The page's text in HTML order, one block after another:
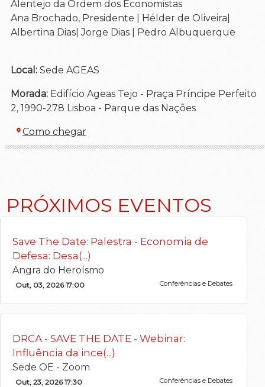
Alentejo da Ordem dos Economistas
Ana Brochado, Presidente | Hélder de Oliveira|
Albertina Dias| Jorge Dias | Pedro Albuquerque
Local: Sede AGEAS
Morada: Edifício Ageas Tejo - Praça Príncipe Perfeito
2, 1990-278 Lisboa - Parque das Nações
Como chegar
PRÓXIMOS EVENTOS
Save The Date: Palestra - Economia de
Defesa: Desa(...)
Angra do Heroísmo
Out, 03, 2026 17:00 Conferências e Debates
DRCA - SAVE THE DATE - Webinar:
Influência da ince(...)
Sede OE - Zoom
Out, 23, 2026 17:30 Conferências e Debates